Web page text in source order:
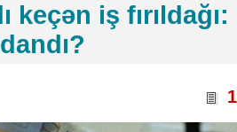
keçən iş